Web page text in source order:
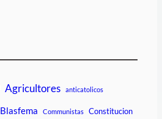
Agricultores anticatolicos
Blasfema Communistas Constitucion